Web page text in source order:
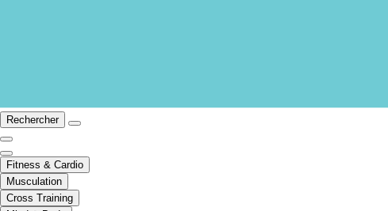
Rechercher
Fitness & Cardio
Musculation
Cross Training